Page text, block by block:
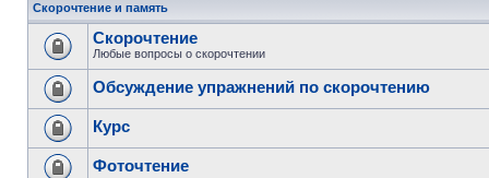
Скорочтение и память
Скорочтение
Любые вопросы о скорочтении
Обсуждение упражнений по скорочтению
Курс
Фоточтение